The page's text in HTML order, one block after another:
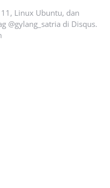
Linux Ubuntu, dan
@gylang_satria di Disqus.